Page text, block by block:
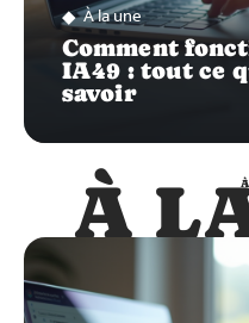
À la une
Comment
IA49 : tout ce
savoir
À